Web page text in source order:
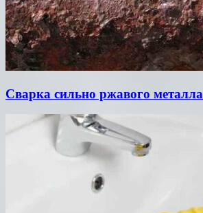
Сварка сильно ржавого металла